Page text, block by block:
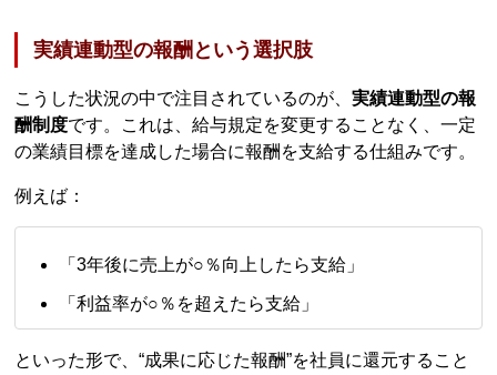
実績連動型の報酬という選択肢
こうした状況の中で注目されているのが、実績連動型の報
酬制度です。これは、給与規定を変更することなく、一定
の業績目標を達成した場合に報酬を支給する仕組みです。
例えば：
「3年後に売上が○％向上したら支給」
「利益率が○％を超えたら支給」
といった形で、“成果に応じた報酬”を社員に還元すること